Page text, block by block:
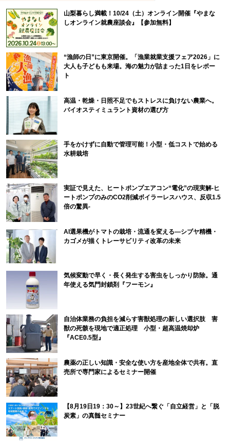
山梨暮らし満載！10/24（土）オンライン開催『やまな
しオンライン就農座談会』【参加無料】
“漁師の日”に東京開催。「漁業就業支援フェア2026」に
大人も子どもも来場。海の魅力が詰まった1日をレポー
ト
高温・乾燥・日照不足でもストレスに負けない農業へ。
バイオスティミュラント資材の選び方
手をかけずに自動で管理可能！小型・低コストで始める
水耕栽培
実証で見えた、ヒートポンプエアコン“電化”の現実解-ヒ
ートポンプのみのCO2削減ボイラーレスハウス、反収1.5
倍の驚異-
AI選果機がトマトの栽培・流通を変える―シブヤ精機・
カゴメが描くトレーサビリティ改革の未来
気候変動で早く・長く発生する害虫をしっかり防除。通
年使える気門封鎖剤『フーモン』
自治体業務の負担を減らす害獣処理の新しい選択肢 害
獣の死骸を現地で適正処理 小型・超高温焼却炉
『ACE0.5型』
農薬の正しい知識・安全な使い方を産地全体で共有。直
売所で専門家によるセミナー開催
【8月19日19：30～】23世紀へ繋ぐ「自立経営」と「脱
炭素」の真髄セミナー